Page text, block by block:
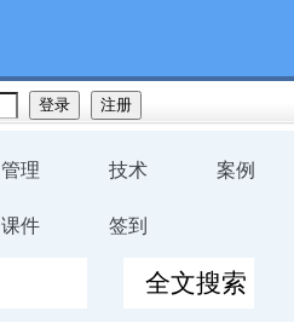
管理 技术 案例
课件 签到